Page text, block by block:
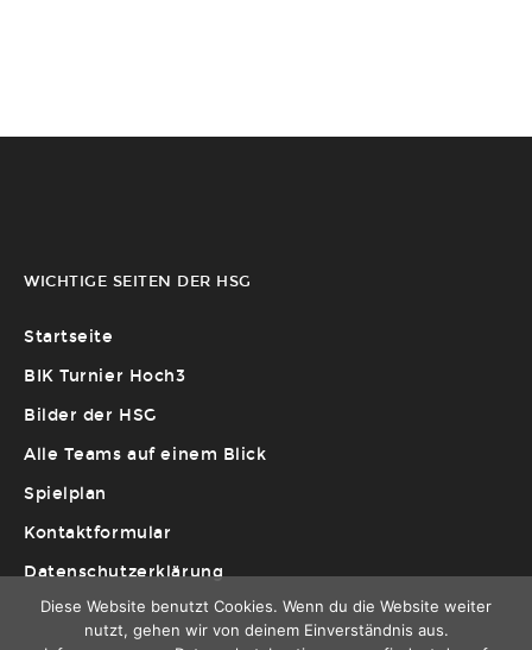
WICHTIGE SEITEN DER HSG
Startseite
BIK Turnier Hoch3
Bilder der HSG
Alle Teams auf einem Blick
Spielplan
Kontaktformular
Datenschutzerklärung
Diese Website benutzt Cookies. Wenn du die Website weiter
nutzt, gehen wir von deinem Einverständnis aus.